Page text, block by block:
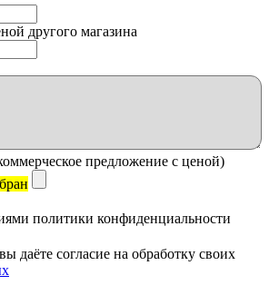
другого магазина
предложение с ценой)
политики конфиденциальности
даёте согласие на обработку своих